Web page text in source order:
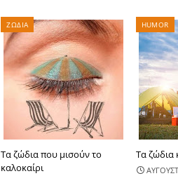
ΖΩΔΙΑ
Τα ζώδια που μισούν το
καλοκαίρι
HUMOR
Τα ζώδια